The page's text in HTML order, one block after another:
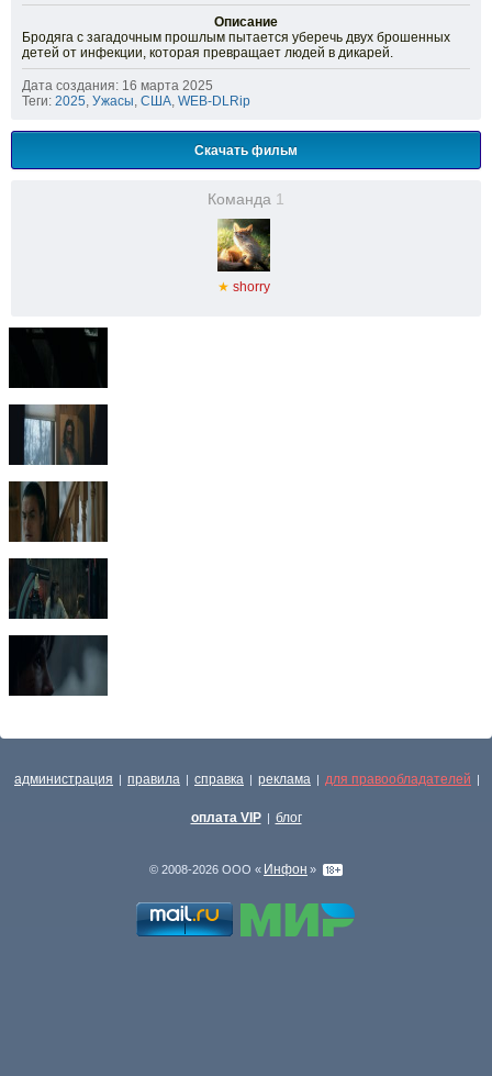
Описание
Бродяга с загадочным прошлым пытается уберечь двух брошенных
детей от инфекции, которая превращает людей в дикарей.
Дата создания: 16 марта 2025
Теги: 2025, Ужасы, США, WEB-DLRip
Скачать фильм
Команда 1
★ shorry
администрация | правила | справка | реклама | для правообладателей |
оплата VIP | блог
© 2008-2026 ООО « Инфон »